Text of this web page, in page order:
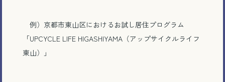
例）京都市東山区におけるお試し居住プログラム
「UPCYCLE LIFE HIGASHIYAMA（アップサイクルライフ
東山）」